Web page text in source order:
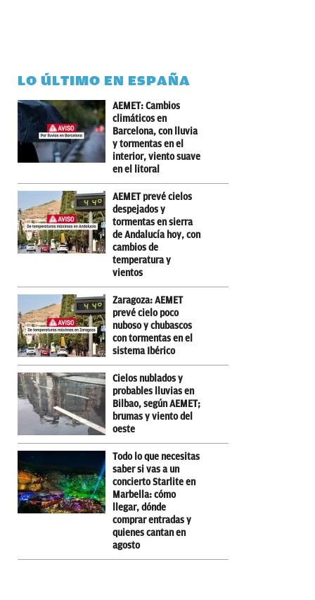
LO ÚLTIMO EN ESPAÑA
AEMET: Cambios
climáticos en
Barcelona, con lluvia
y tormentas en el
interior, viento suave
en el litoral
AEMET prevé cielos
despejados y
tormentas en sierra
de Andalucía hoy, con
cambios de
temperatura y
vientos
Zaragoza: AEMET
prevé cielo poco
nuboso y chubascos
con tormentas en el
sistema Ibérico
Cielos nublados y
probables lluvias en
Bilbao, según AEMET;
brumas y viento del
oeste
Todo lo que necesitas
saber si vas a un
concierto Starlite en
Marbella: cómo
llegar, dónde
comprar entradas y
quienes cantan en
agosto